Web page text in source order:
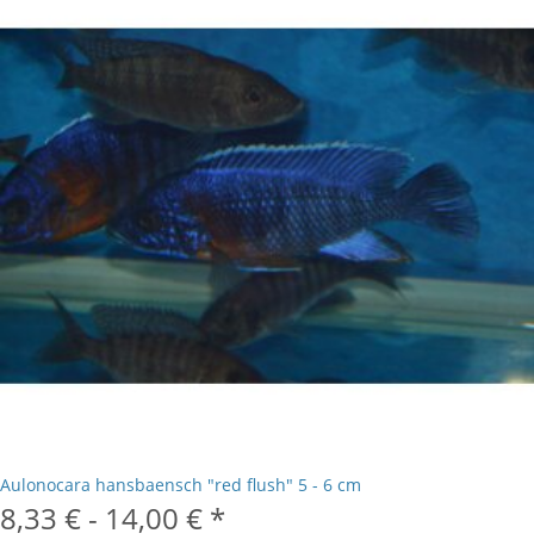
Aulonocara hansbaensch "red flush" 5 - 6 cm
8,33 € - 14,00 € *